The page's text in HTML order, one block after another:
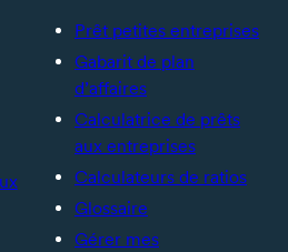
Prêt petites entreprises
Gabarit de plan
d’affaires
Calculatrice de prêts
aux entreprises
Calculateurs de ratios
Glossaire
Gérer mes